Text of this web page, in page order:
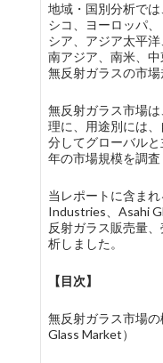
地域・国別分析で
シコ、ヨーロッパ
シア、アジア太平
南アジア、南米、中
無反射ガラスの市場
無反射ガラス市場
理に、用途別には
分してグローバル
年の市場規模を調査
当レポートに含ま
Industries、Asahi
反射ガラス販売量
析しました。
【目次】
無反射ガラス市場
Glass Market）